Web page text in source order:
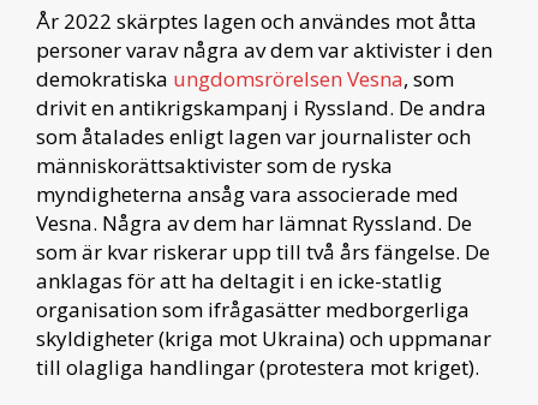
År 2022 skärptes lagen och användes mot åtta
personer varav några av dem var aktivister i den
demokratiska ungdomsrörelsen Vesna, som
drivit en antikrigskampanj i Ryssland. De andra
som åtalades enligt lagen var journalister och
människorättsaktivister som de ryska
myndigheterna ansåg vara associerade med
Vesna. Några av dem har lämnat Ryssland. De
som är kvar riskerar upp till två års fängelse. De
anklagas för att ha deltagit i en icke-statlig
organisation som ifrågasätter medborgerliga
skyldigheter (kriga mot Ukraina) och uppmanar
till olagliga handlingar (protestera mot kriget).